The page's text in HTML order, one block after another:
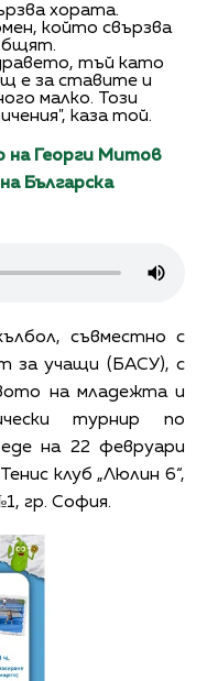
хората.
който свързва
тъй като
е за ставите и
малко. Този
каза той.
Георги Митов
Българска
съвместно с
за учащи (БАСУ), с
на младежта и
турнир по
на 22 февруари
клуб „Люлин 6“,
гр. София.